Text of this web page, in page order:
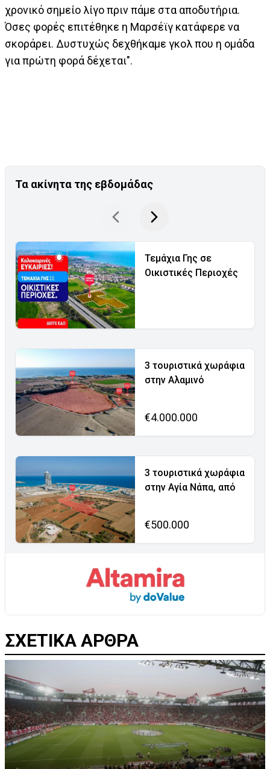
χρονικό σημείο λίγο πριν πάμε στα αποδυτήρια.
Όσες φορές επιτέθηκε η Μαρσέϊγ κατάφερε να
σκοράρει. Δυστυχώς δεχθήκαμε γκολ που η ομάδα
για πρώτη φορά δέχεται".
Τα ακίνητα της εβδομάδας
Τεμάχια Γης σε
Οικιστικές Περιοχές
3 τουριστικά χωράφια
στην Αλαμινό
€4.000.000
3 τουριστικά χωράφια
στην Αγία Νάπα, από
€500.000
ΣΧΕΤΙΚΑ ΑΡΘΡΑ